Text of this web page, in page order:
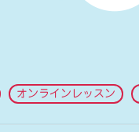
オンラインレッスン